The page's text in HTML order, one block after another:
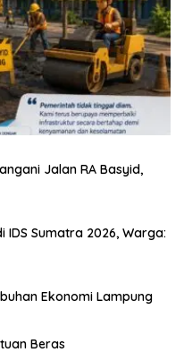
Jalan RA Basyid,
IDS Sumatra 2026, Warga:
Ekonomi Lampung
Beras